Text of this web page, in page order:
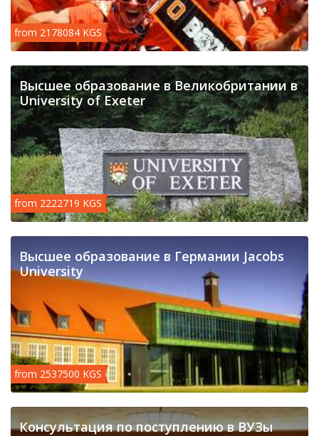
from 2178084 KGS
Высшее образование в Великобритании в
University of Exeter
from 2222719 KGS
Высшее образование в Германии Jacobs
University
from 2537500 KGS
Консультация по поступлению в ВУЗы